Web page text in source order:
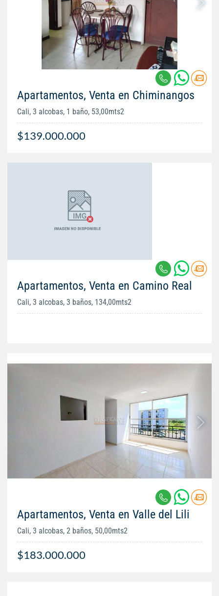
Apartamentos, Venta en Chiminangos
Cali, 3 alcobas, 1 baño, 53,00mts2
$139.000.000
Apartamentos, Venta en Camino Real
Cali, 3 alcobas, 3 baños, 134,00mts2
Apartamentos, Venta en Valle del Lili
Cali, 3 alcobas, 2 baños, 50,00mts2
$183.000.000